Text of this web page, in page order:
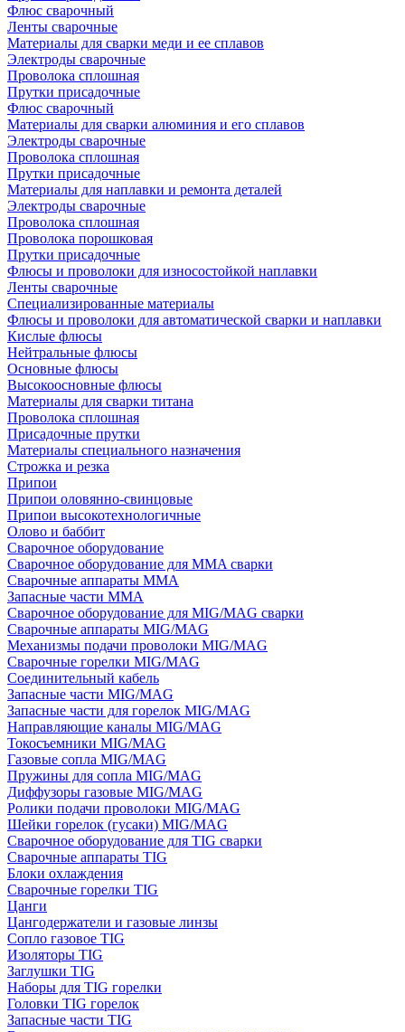
Флюс сварочный
Ленты сварочные
Материалы для сварки меди и ее сплавов
Электроды сварочные
Проволока сплошная
Прутки присадочные
Флюс сварочный
Материалы для сварки алюминия и его сплавов
Электроды сварочные
Проволока сплошная
Прутки присадочные
Материалы для наплавки и ремонта деталей
Электроды сварочные
Проволока сплошная
Проволока порошковая
Прутки присадочные
Флюсы и проволоки для износостойкой наплавки
Ленты сварочные
Специализированные материалы
Флюсы и проволоки для автоматической сварки и наплавки
Кислые флюсы
Нейтральные флюсы
Основные флюсы
Высокоосновные флюсы
Материалы для сварки титана
Проволока сплошная
Присадочные прутки
Материалы специального назначения
Строжка и резка
Припои
Припои оловянно-свинцовые
Припои высокотехнологичные
Олово и баббит
Сварочное оборудование
Сварочное оборудование для MMA сварки
Сварочные аппараты MMA
Запасные части MMA
Сварочное оборудование для MIG/MAG сварки
Сварочные аппараты MIG/MAG
Механизмы подачи проволоки MIG/MAG
Сварочные горелки MIG/MAG
Соединительный кабель
Запасные части MIG/MAG
Запасные части для горелок MIG/MAG
Направляющие каналы MIG/MAG
Токосъемники MIG/MAG
Газовые сопла MIG/MAG
Пружины для сопла MIG/MAG
Диффузоры газовые MIG/MAG
Ролики подачи проволоки MIG/MAG
Шейки горелок (гусаки) MIG/MAG
Сварочное оборудование для TIG сварки
Сварочные аппараты TIG
Блоки охлаждения
Сварочные горелки TIG
Цанги
Цангодержатели и газовые линзы
Сопло газовое TIG
Изоляторы TIG
Заглушки TIG
Наборы для TIG горелки
Головки TIG горелок
Запасные части TIG